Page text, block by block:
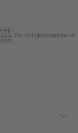
Feuchtigkeitsableitend